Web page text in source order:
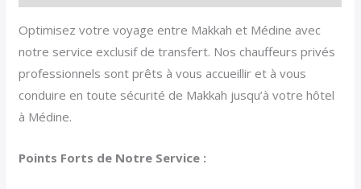
Optimisez votre voyage entre Makkah et Médine avec
notre service exclusif de transfert. Nos chauffeurs privés
professionnels sont prêts à vous accueillir et à vous
conduire en toute sécurité de Makkah jusqu’à votre hôtel
à Médine.
Points Forts de Notre Service :